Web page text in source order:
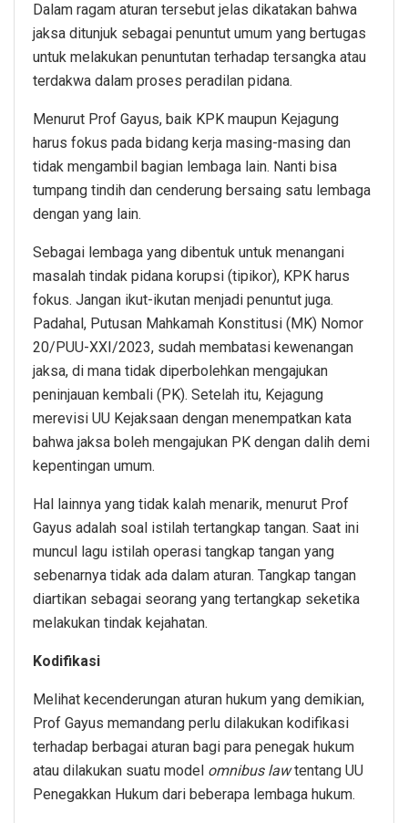
Dalam ragam aturan tersebut jelas dikatakan bahwa
jaksa ditunjuk sebagai penuntut umum yang bertugas
untuk melakukan penuntutan terhadap tersangka atau
terdakwa dalam proses peradilan pidana.
Menurut Prof Gayus, baik KPK maupun Kejagung
harus fokus pada bidang kerja masing-masing dan
tidak mengambil bagian lembaga lain. Nanti bisa
tumpang tindih dan cenderung bersaing satu lembaga
dengan yang lain.
Sebagai lembaga yang dibentuk untuk menangani
masalah tindak pidana korupsi (tipikor), KPK harus
fokus. Jangan ikut-ikutan menjadi penuntut juga.
Padahal, Putusan Mahkamah Konstitusi (MK) Nomor
20/PUU-XXI/2023, sudah membatasi kewenangan
jaksa, di mana tidak diperbolehkan mengajukan
peninjauan kembali (PK). Setelah itu, Kejagung
merevisi UU Kejaksaan dengan menempatkan kata
bahwa jaksa boleh mengajukan PK dengan dalih demi
kepentingan umum.
Hal lainnya yang tidak kalah menarik, menurut Prof
Gayus adalah soal istilah tertangkap tangan. Saat ini
muncul lagu istilah operasi tangkap tangan yang
sebenarnya tidak ada dalam aturan. Tangkap tangan
diartikan sebagai seorang yang tertangkap seketika
melakukan tindak kejahatan.
Kodifikasi
Melihat kecenderungan aturan hukum yang demikian,
Prof Gayus memandang perlu dilakukan kodifikasi
terhadap berbagai aturan bagi para penegak hukum
atau dilakukan suatu model omnibus lawtentang UU
Penegakkan Hukum dari beberapa lembaga hukum.